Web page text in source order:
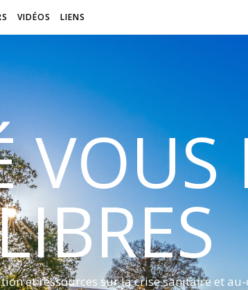
VIDÉOS LIENS
et ressources sur la crise sanitaire et